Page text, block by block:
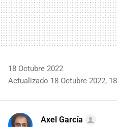
18 Octubre 2022
Actualizado 18 Octubre 2022,
Axel García